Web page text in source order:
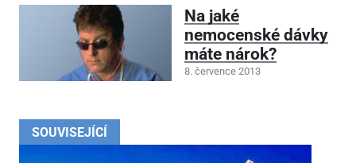
SOUVISEJÍCÍ
Na jaké
nemocenské dávky
máte nárok?
8. července 2013